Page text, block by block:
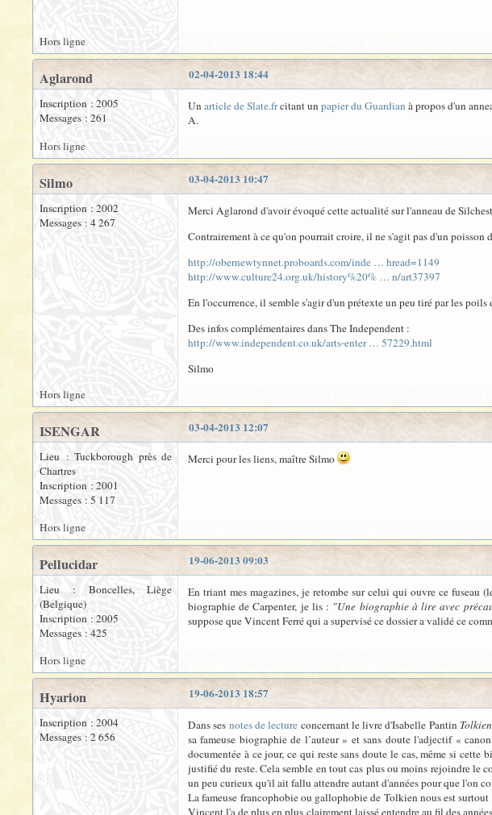
Hors ligne
02-04-2013 18:44
Aglarond
Inscription : 2005
Messages : 261
Unarticle de Slate.frcitant unpapier du Guardian à propos d'un
A.
Hors ligne
03-04-2013 10:47
Silmo
Inscription : 2002
Messages : 4 267
Merci Aglarond d'avoir évoqué cette actualité sur l'anneau de
Contrairement à ce qu'on pourrait croire, il ne s'agit pas d'un poisson
http://obernewtynnet.proboards.com/inde … hread=1149
http://www.culture24.org.uk/history%20% … n/art37397
En l'occurrence, il semble s'agir d'un prétexte un peu tiré par les
Des infos complémentaires dans The Independent :
http://www.independent.co.uk/arts-enter … 57229.html
Silmo
Hors ligne
03-04-2013 12:07
ISENGAR
Lieu : Tuckborough près de
Chartres
Inscription : 2001
Messages : 5 117
Merci pour les liens, maître Silmo
Hors ligne
19-06-2013 09:03
Pellucidar
Lieu : Boncelles, Liège
(Belgique)
Inscription : 2005
Messages : 425
En triant mes magazines, je retombe sur celui qui ouvre ce fuseau
biographie de Carpenter, je lis : "Une biographie à lire avec
suppose que Vincent Ferré qui a supervisé ce dossier a validé ce
Hors ligne
19-06-2013 18:57
Hyarion
Inscription : 2004
Messages : 2 656
Dans ses notes de lecture concernant le livre d'Isabelle Pantin
sa fameuse biographie de l’auteur » et sans doute l'adjectif «
documentée à ce jour, ce qui reste sans doute le cas, même si
justifié du reste. Cela semble en tout cas plus ou moins rejoindre le
un peu curieux qu'il ait fallu attendre autant d'années pour que l'on
La fameuse francophobie ou gallophobie de Tolkien nous est
Vincent l'a de plus en plus clairement laissé entendre au fil des